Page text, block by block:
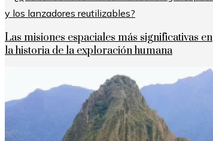
Las misiones espaciales más significativas en
la historia de la exploración humana